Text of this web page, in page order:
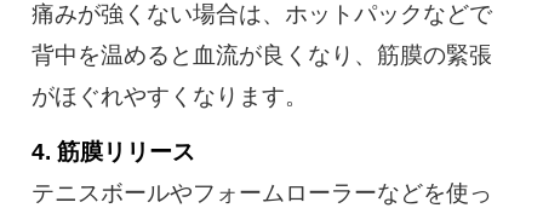
痛みが強くない場合は、ホットパックなどで
背中を温めると血流が良くなり、筋膜の緊張
がほぐれやすくなります。
4. 筋膜リリース
テニスボールやフォームローラーなどを使っ